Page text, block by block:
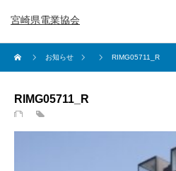
宮崎県電業協会
お知らせ RIMG05711_R
RIMG05711_R